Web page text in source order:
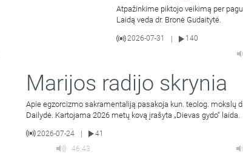
Atpažinkime piktojo veikimą per
Laidą veda dr. Bronė Gudaitytė.
2026-07-31
140
Marijos radijo skrynia
Apie egzorcizmo sakramentaliją pasakoja kun. teolog. mokslų
Dailydė. Kartojama 2026 metų kovą įrašyta „Dievas gydo“ laida.
2026-07-24
41
46:43